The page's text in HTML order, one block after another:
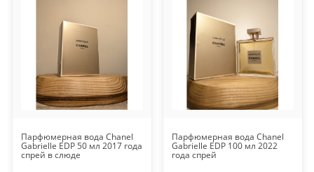
Парфюмерная вода Chanel
Gabrielle EDP 50 мл 2017 года
спрей в слюде
Парфюмерная вода Chanel
Gabrielle EDP 100 мл 2022
года спрей